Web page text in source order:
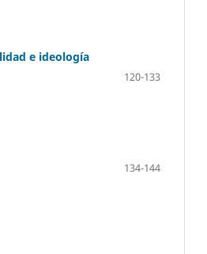
e ideología
120-133
134-144